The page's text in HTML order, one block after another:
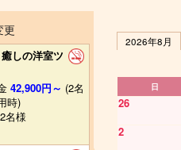
更
しの洋室ツ
42,900円～ (2名
時)
名様
2026年8月
日
26
2